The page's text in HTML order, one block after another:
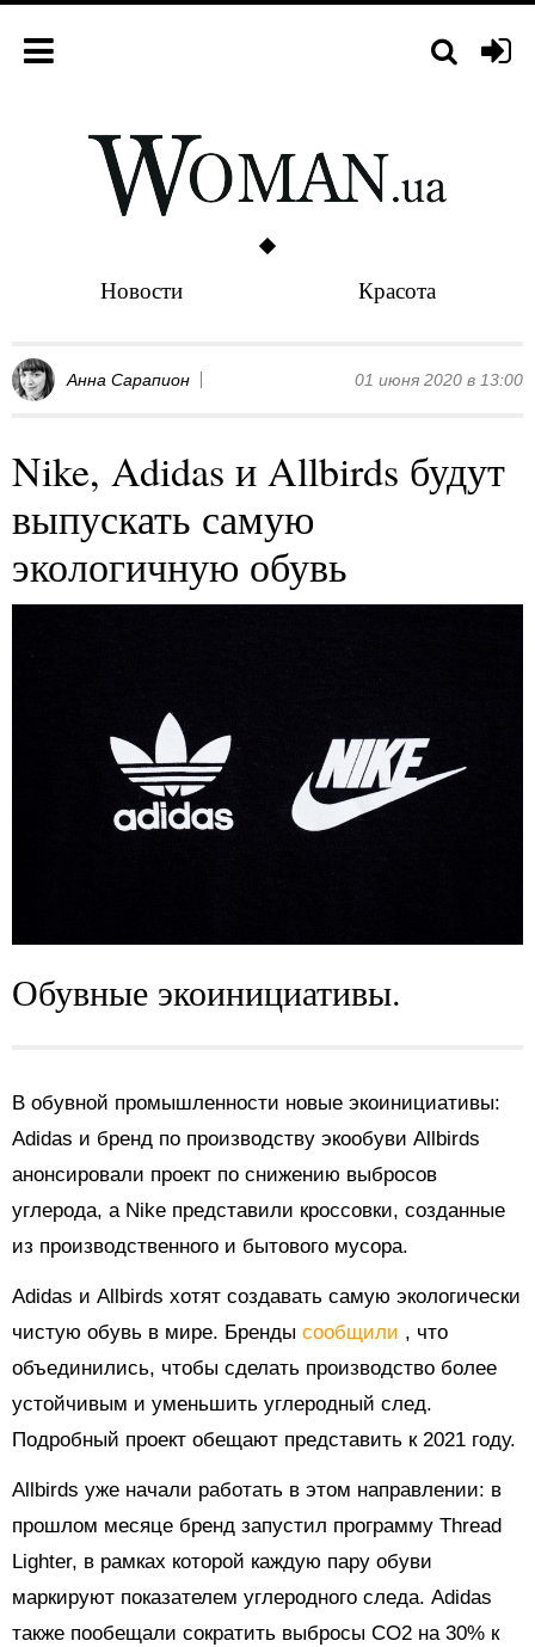
Новости Красота
Анна Сарапион 01 июня 2020 в 13:00
Nike, Adidas и Allbirds будут
выпускать самую
экологичную обувь
Обувные экоинициативы.
В обувной промышленности новые экоинициативы:
Adidas и бренд по производству экообуви Allbirds
анонсировали проект по снижению выбросов
углерода, а Nike представили кроссовки, созданные
из производственного и бытового мусора.
Adidas и Allbirds хотят создавать самую экологически
чистую обувь в мире. Бренды сообщили , что
объединились, чтобы сделать производство более
устойчивым и уменьшить углеродный след.
Подробный проект обещают представить к 2021 году.
Allbirds уже начали работать в этом направлении: в
прошлом месяце бренд запустил программу Thread
Lighter, в рамках которой каждую пару обуви
маркируют показателем углеродного следа. Adidas
также пообещали сократить выбросы CO2 на 30% к